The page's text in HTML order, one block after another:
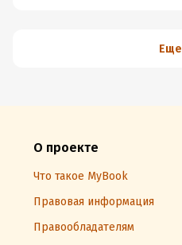
Еще
О проекте
Что такое MyBook
Правовая информация
Правообладателям